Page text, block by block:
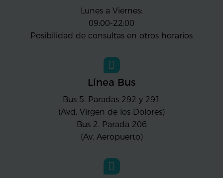
Lunes a Viernes:
09:00-22:00
Posibilidad de consultas en otros horarios
Línea Bus
Bus 5. Paradas 292 y 291
(Avd. Virgen de los Dolores)
Bus 2. Parada 206
(Av. Aeropuerto)